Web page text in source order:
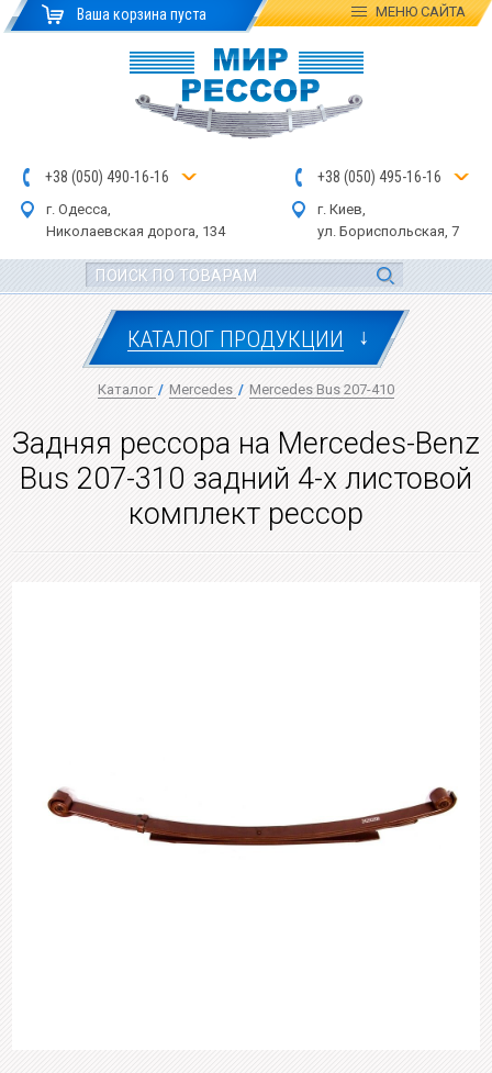
Ваша корзина пуста МЕНЮСАЙТА
+38 (050) 490-16-16
г. Одесса,
Николаевская дорога, 134
+38 (050) 495-16-16
г. Киев,
ул. Бориспольская, 7
КАТАЛОГ ПРОДУКЦИИ ↓
Каталог / Mercedes / Mercedes Bus 207-410
Задняя рессора на Mercedes-Benz
Bus 207-310 задний 4-х листовой
комплект рессор